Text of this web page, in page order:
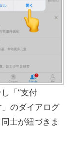
「”支付
」のダイアログ
士が紐づきま